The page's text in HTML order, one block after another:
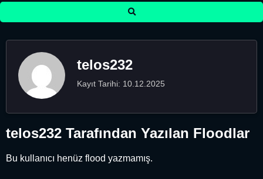
telos232
Kayıt Tarihi: 10.12.2025
telos232 Tarafından Yazılan Floodlar
Bu kullanıcı henüz flood yazmamış.